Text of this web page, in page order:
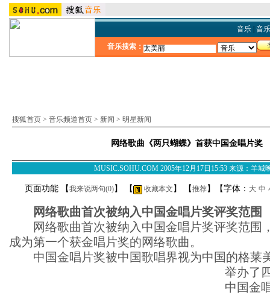
音乐| 音
音乐搜索：
搜狐首页 > 音乐频道首页 > 新闻 > 明星新闻
网络歌曲《两只蝴蝶》首获中国金唱片奖
MUSIC.SOHU.COM 2005年12月17日15:53 来源：羊城
页面功能 【我来说两句(0)】 【 收藏本文 】 【推荐】【字体： 大 中
网络歌曲首次被纳入中国金唱片奖评奖范围
网络歌曲首次被纳入中国金唱片奖评奖范围
成为第一个获金唱片奖的网络歌曲。
中国金唱片奖被中国歌唱界视为中国的格莱
举办了
中国金